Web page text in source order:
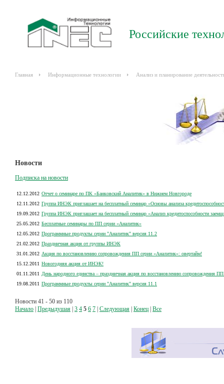
Российские
Главная Информационные технологии Анализ и планирование
Новости
Подписка на новости
12.12.2012 Отчет о семинаре по ПК «Банковский Аналитик» в Нижнем Новгороде
12.11.2012 Группа ИНЭК приглашает на бесплатный семинар «Основы анализа
19.09.2012 Группа ИНЭК приглашает на бесплатный семинар «Анализ кредитоспособности
25.05.2012 Бесплатные семинары по ПП серии «Аналитик»
12.05.2012 Программные продукты серии "Аналитик" версия 11.2
21.02.2012 Праздничная акция от группы ИНЭК
31.01.2012 Акция по восстановлению сопровождения ПП серии «Аналитик»: овертайм!
15.12.2011 Новогодняя акция от ИНЭК!
01.11.2011
День народного единства – праздничная акция по восстановлению сопровождения
19.08.2011 Программные продукты серии "Аналитик" версия 11.1
Новости 41 - 50 из 110
Начало Предыдушая 3 4 5 6 7 Следующая Конец Все